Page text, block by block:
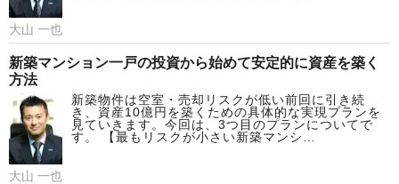
大山 一也
新築マンション一戸の投資から始めて安定的に資産を築く
方法
新築物件は空室・売却リスクが低い前回に引き続
き、資産10億円を築くための具体的な実現プランを
見ていきます。今回は、3つ目のプランについてで
す。 【最もリスクが小さい新築マンシ…
大山 一也